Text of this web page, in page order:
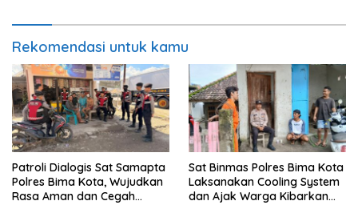
JAGUNG DI DESA PACING KEC.
PARENGAN.
Rekomendasi untuk kamu
Patroli Dialogis Sat Samapta
Polres Bima Kota, Wujudkan
Rasa Aman dan Cegah
Sat Binmas Polres Bima Kota
Laksanakan Cooling System
dan Ajak Warga Kibarkan